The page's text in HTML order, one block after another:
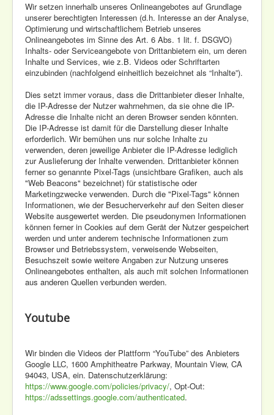
Wir setzen innerhalb unseres Onlineangebotes auf Grundlage
unserer berechtigten Interessen (d.h. Interesse an der Analyse,
Optimierung und wirtschaftlichem Betrieb unseres
Onlineangebotes im Sinne des Art. 6 Abs. 1 lit. f. DSGVO)
Inhalts- oder Serviceangebote von Drittanbietern ein, um deren
Inhalte und Services, wie z.B. Videos oder Schriftarten
einzubinden (nachfolgend einheitlich bezeichnet als “Inhalte”).
Dies setzt immer voraus, dass die Drittanbieter dieser Inhalte,
die IP-Adresse der Nutzer wahrnehmen, da sie ohne die IP-
Adresse die Inhalte nicht an deren Browser senden könnten.
Die IP-Adresse ist damit für die Darstellung dieser Inhalte
erforderlich. Wir bemühen uns nur solche Inhalte zu
verwenden, deren jeweilige Anbieter die IP-Adresse lediglich
zur Auslieferung der Inhalte verwenden. Drittanbieter können
ferner so genannte Pixel-Tags (unsichtbare Grafiken, auch als
"Web Beacons" bezeichnet) für statistische oder
Marketingzwecke verwenden. Durch die "Pixel-Tags" können
Informationen, wie der Besucherverkehr auf den Seiten dieser
Website ausgewertet werden. Die pseudonymen Informationen
können ferner in Cookies auf dem Gerät der Nutzer gespeichert
werden und unter anderem technische Informationen zum
Browser und Betriebssystem, verweisende Webseiten,
Besuchszeit sowie weitere Angaben zur Nutzung unseres
Onlineangebotes enthalten, als auch mit solchen Informationen
aus anderen Quellen verbunden werden.
Youtube
Wir binden die Videos der Plattform “YouTube” des Anbieters
Google LLC, 1600 Amphitheatre Parkway, Mountain View, CA
94043, USA, ein. Datenschutzerklärung:
https://www.google.com/policies/privacy/, Opt-Out:
https://adssettings.google.com/authenticated.